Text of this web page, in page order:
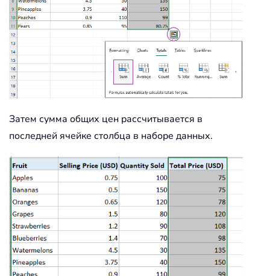
Затем сумма общих цен рассчитывается в
последней ячейке столбца в наборе данных.